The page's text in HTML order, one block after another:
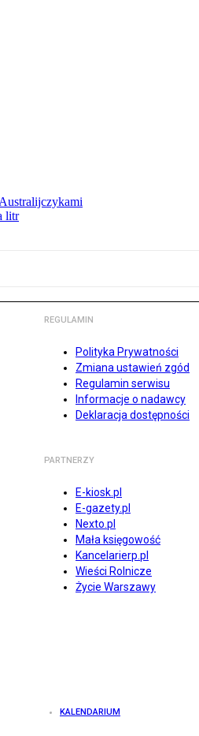
litr
REGULAMIN
Polityka Prywatności
Zmiana ustawień zgód
Regulamin serwisu
Informacje o nadawcy
Deklaracja dostępności
PARTNERZY
E-kiosk.pl
E-gazety.pl
Nexto.pl
Mała księgowość
Kancelarierp.pl
Wieści Rolnicze
Życie Warszawy
KALENDARIUM